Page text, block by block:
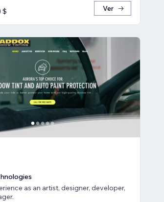
$
Ver
as an artist, designer, developer,